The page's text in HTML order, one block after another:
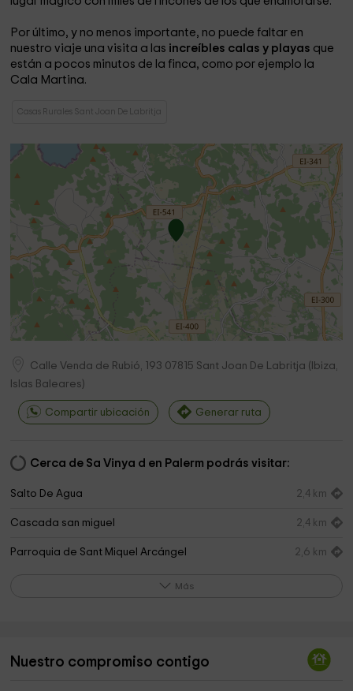
Por último, y no menos importante, no puede faltar en
nuestro viaje una visita a las increíbles calas y playas que
están a pocos minutos de la finca, como por ejemplo la
Cala Martina.
Casas Rurales Sant Joan De Labritja
Calle Venda de Rubió, 193 07815 Sant Joan De Labritja ( Ibiza,
Islas Baleares)
Compartir ubicación Generar ruta
Cerca de Sa Vinya d en Palerm podrás visitar:
Salto De Agua 2,4 km
Cascada san miguel 2,4 km
Parroquia de Sant Miquel Arcángel 2,6 km
Iglesia de Santa Gertrudis 4,4 km
Más
Nuestro compromiso contigo